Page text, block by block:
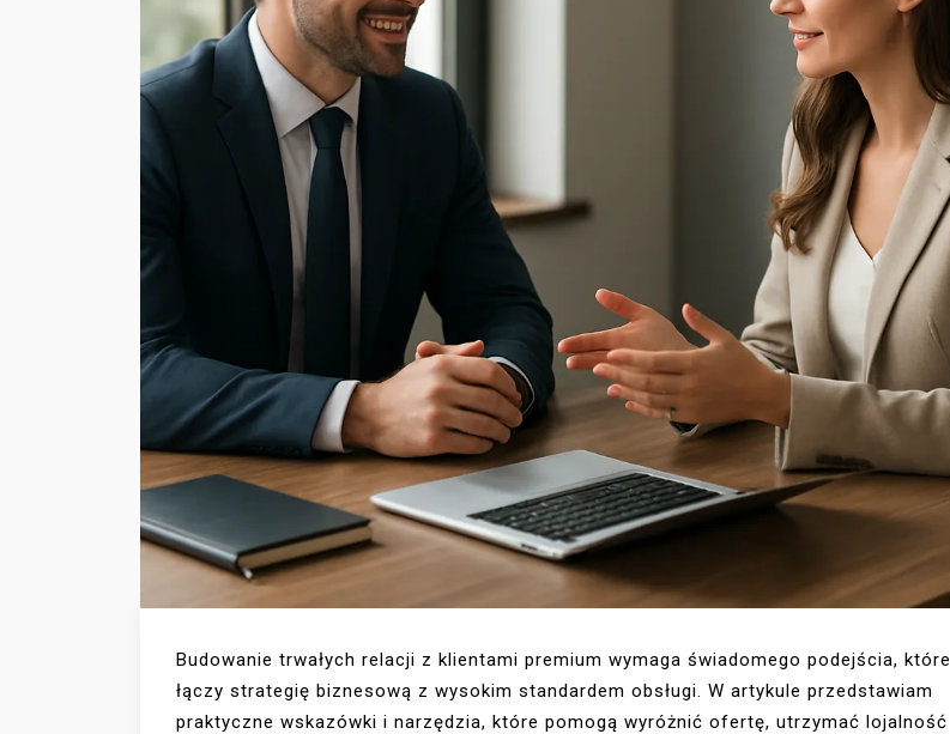
Budowanie trwałych relacji z klientami premium wymaga świadomego podejścia, które
łączy strategię biznesową z wysokim standardem obsługi. W artykule przedstawiam
praktyczne wskazówki i narzędzia, które pomogą wyróżnić ofertę, utrzymać lojalność